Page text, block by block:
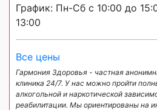
График: Пн-Сб с 10:00 до
13:00
Все цены
Гармония Здоровья - частная
клиника 24/7. У нас можно пройти
алкогольной и наркотической
реабилитации. Мы ориентированы на